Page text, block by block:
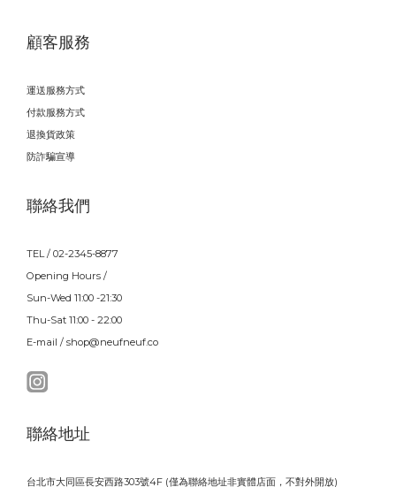
顧客服務
運送服務方式
付款服務方式
退換貨政策
防詐騙宣導
聯絡我們
TEL / 02-2345-8877
Opening Hours /
Sun-Wed 11:00 -21:30
Thu-Sat 11:00 - 22:00
E-mail / shop@neufneuf.co
聯絡地址
台北市大同區長安西路303號4F (僅為聯絡地址非實體店面，不對外開放)